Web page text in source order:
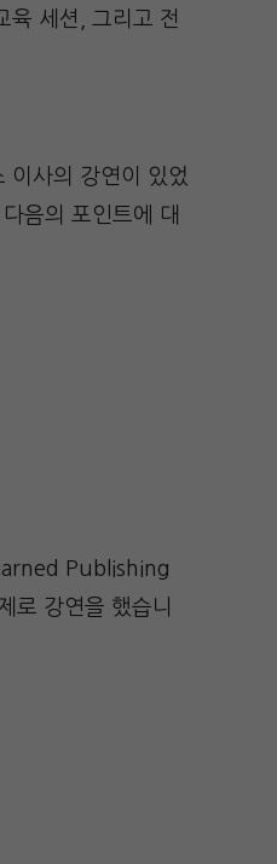
육 세션, 그리고 전
이사의 강연이 있었
음의 포인트에 대
Publishing
로 강연을 했습니